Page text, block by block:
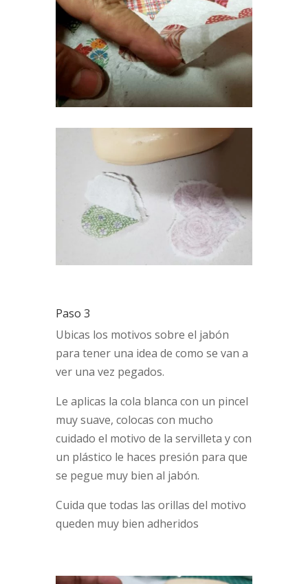
Paso 3
Ubicas los motivos sobre el jabón
para tener una idea de como se van a
ver una vez pegados.
Le aplicas la cola blanca con un pincel
muy suave, colocas con mucho
cuidado el motivo de la servilleta y con
un plástico le haces presión para que
se pegue muy bien al jabón.
Cuida que todas las orillas del motivo
queden muy bien adheridos